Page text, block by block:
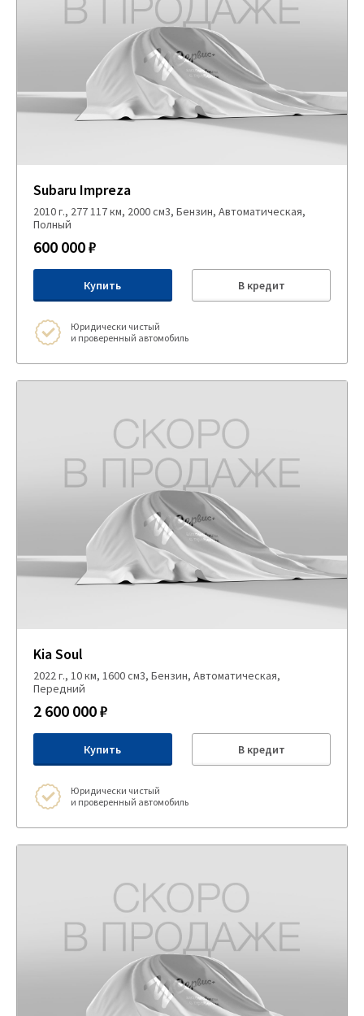
Subaru Impreza
2010 г., 277 117 км, 2000 см3, Бензин, Автоматическая,
Полный
600 000 ₽
Купить В кредит
Юридически чистый
и проверенный автомобиль
Kia Soul
2022 г., 10 км, 1600 см3, Бензин, Автоматическая,
Передний
2 600 000 ₽
Купить В кредит
Юридически чистый
и проверенный автомобиль